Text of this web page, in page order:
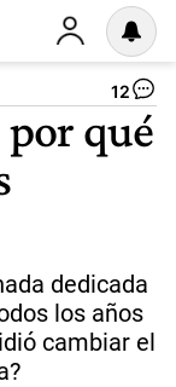
12
qué
dedicada
los años
cambiar el